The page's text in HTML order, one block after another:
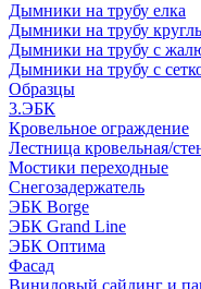
Дымники на трубу елка
Дымники на трубу
Дымники на трубу с
Дымники на трубу с
Образцы
3.ЭБК
Кровельное ограждение
Лестница кровельная/
Мостики переходные
Снегозадержатель
ЭБК Borge
ЭБК Grand Line
ЭБК Оптима
Фасад
Виниловый сайдинг и